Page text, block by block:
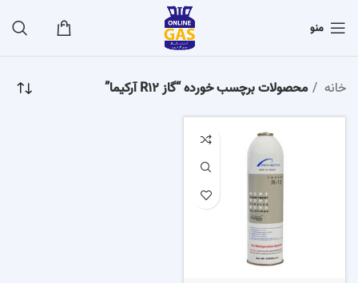
منو
خانه محصولات برچسب خورده “گاز R12 آرکیما”